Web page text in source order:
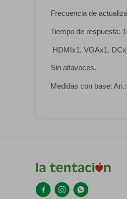
Frecuencia de
Tiempo de respuesta:
HDMIx1, VGAx1,
Sin altavoces.
Medidas con base:
  